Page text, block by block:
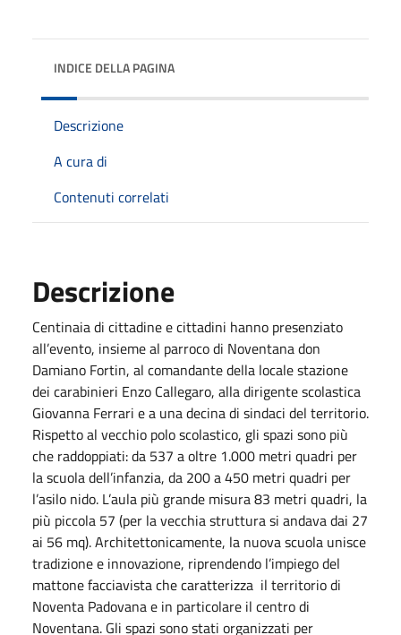
INDICE DELLA PAGINA
Descrizione
A cura di
Contenuti correlati
Descrizione
Centinaia di cittadine e cittadini hanno presenziato
all’evento, insieme al parroco di Noventana don
Damiano Fortin, al comandante della locale stazione
dei carabinieri Enzo Callegaro, alla dirigente scolastica
Giovanna Ferrari e a una decina di sindaci del territorio.
Rispetto al vecchio polo scolastico, gli spazi sono più
che raddoppiati: da 537 a oltre 1.000 metri quadri per
la scuola dell’infanzia, da 200 a 450 metri quadri per
l’asilo nido. L’aula più grande misura 83 metri quadri, la
più piccola 57 (per la vecchia struttura si andava dai 27
ai 56 mq). Architettonicamente, la nuova scuola unisce
tradizione e innovazione, riprendendo l’impiego del
mattone facciavista che caratterizza il territorio di
Noventa Padovana e in particolare il centro di
Noventana. Gli spazi sono stati organizzati per